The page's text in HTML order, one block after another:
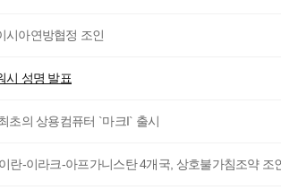
시아연방협정 조인
시 성명 발표
초의 상용컴퓨터 `마크I` 출시
란-이라크-아프가니스탄 4개국, 상호불가침조약 조